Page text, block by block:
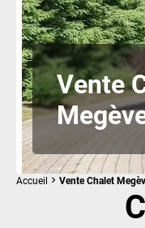
Vente
Accueil Vente Chalet